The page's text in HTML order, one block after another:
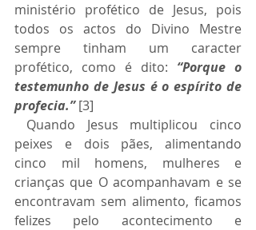
ministério profético de Jesus, pois
todos os actos do Divino Mestre
sempre tinham um caracter
profético, como é dito: “Porque o
testemunho de Jesus é o espírito de
profecia.” [3]
peixes e dois pães, alimentando
cinco mil homens, mulheres e
crianças que O acompanhavam e se
encontravam sem alimento, ficamos
felizes pelo acontecimento e